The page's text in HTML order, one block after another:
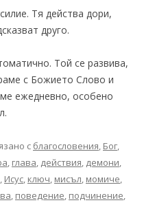
Тя действа дори,
друго.
Той се развива,
с Божието Слово и
ежедневно, особено
с благословения, Бог,
, глава, действия, демони,
, Исус, ключ, мисъл, момиче,
, поведение, подчинение,